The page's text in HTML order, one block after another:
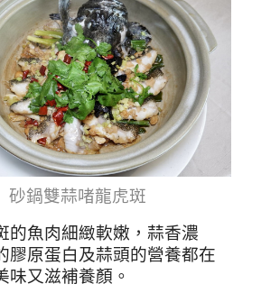
砂鍋雙蒜啫龍虎斑
的魚肉細緻軟嫩，蒜香濃
膠原蛋白及蒜頭的營養都在
味又滋補養顏。